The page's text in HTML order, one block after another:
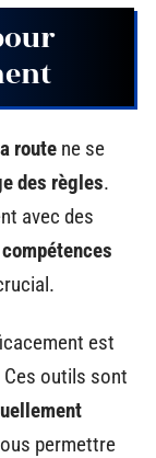
route ne se
des règles.
avec des
compétences
est
Ces outils sont
permettre